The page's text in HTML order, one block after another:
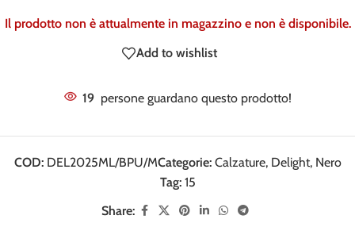
Il prodotto non è attualmente in magazzino e non è disponibile.
Add to wishlist
19 persone guardano questo prodotto!
COD: DEL2025ML/BPU/MCategorie: Calzature, Delight, Nero
Tag: 15
Share: